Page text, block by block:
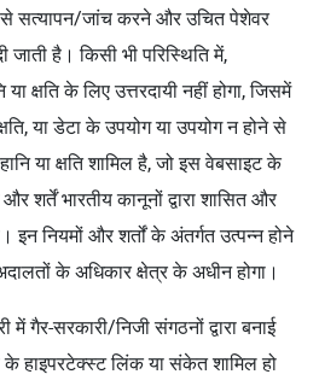
से सत्यापन/जांच करने और उचित पेशेवर
है। किसी भी परिस्थिति में,
क्षति के लिए उत्तरदायी नहीं होगा, जिसमें
या डेटा के उपयोग या उपयोग न होने से
या क्षति शामिल है, जो इस वेबसाइट के
शर्तें भारतीय कानूनों द्वारा शासित और
इन नियमों और शर्तों के अंतर्गत उत्पन्न होने
के अधिकार क्षेत्र के अधीन होगा।
गैर-सरकारी/निजी संगठनों द्वारा बनाई
के हाइपरटेक्स्ट लिंक या संकेत शामिल हो